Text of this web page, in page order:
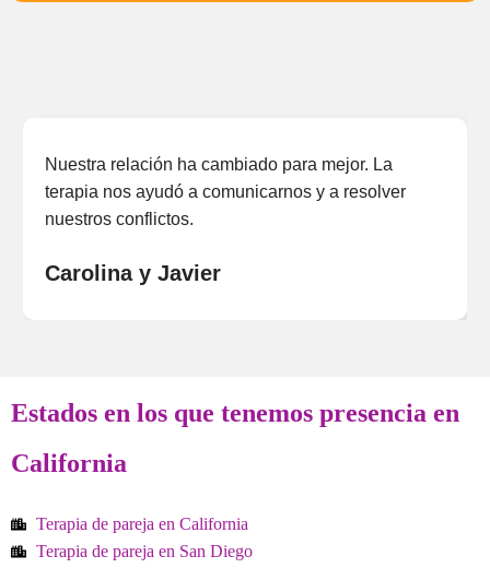
Nuestra relación ha cambiado para mejor. La
terapia nos ayudó a comunicarnos y a resolver
nuestros conflictos.
Carolina y Javier
Estados en los que tenemos presencia en
California
Terapia de pareja en California
Terapia de pareja en San Diego